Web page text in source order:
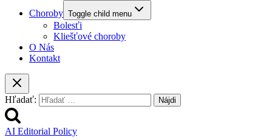
Choroby Toggle child menu
Bolesťi
Kliešťové choroby
O Nás
Kontakt
Hľadať:
AI Editorial Policy